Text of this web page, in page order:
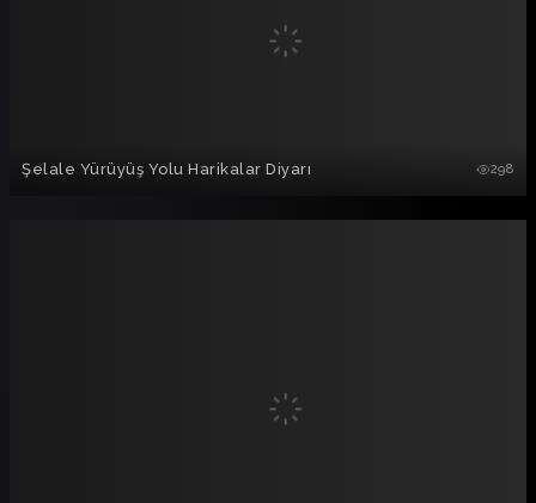
Şelale Yürüyüş Yolu Harikalar Diyarı 298